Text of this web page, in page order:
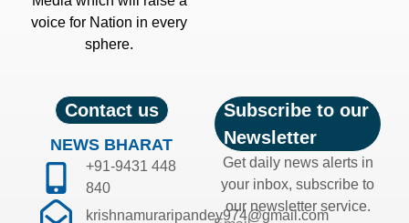
voice for Nation in every
sphere.
Contact us
NEWS BHARAT
+91-9431 448
840
krishnamuraripandey974@gmail.com
Subscribe to our
Newsletter
Get daily news alerts in
your inbox, subscribe to
our newsletter service.